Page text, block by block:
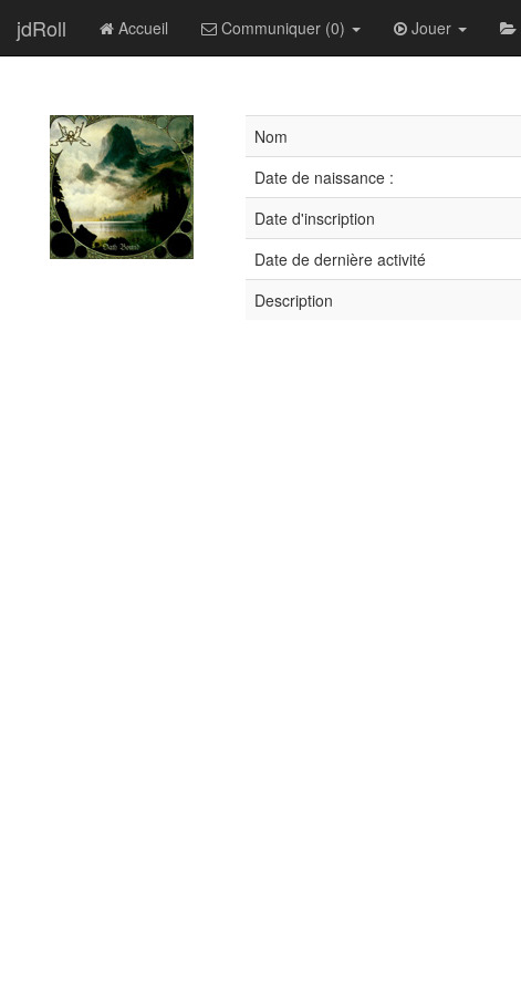
jdRoll Accueil Communiquer (0) Jouer
Nom
Date de naissance :
Date d'inscription
Date de dernière activité
Description